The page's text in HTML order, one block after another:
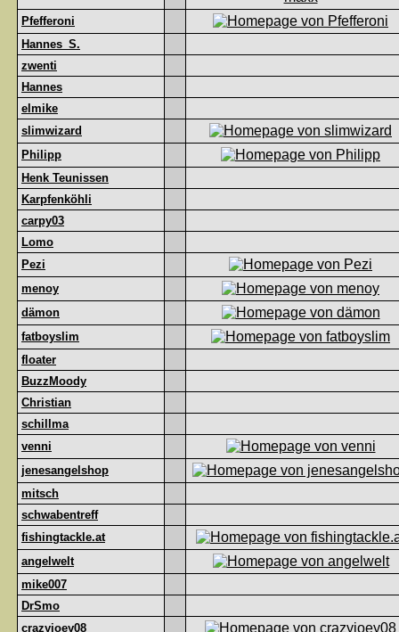
Pfefferoni
Hannes_S.
zwenti
Hannes
elmike
slimwizard
Philipp
Henk Teunissen
Karpfenköhli
carpy03
Lomo
Pezi
menoy
dämon
fatboyslim
floater
BuzzMoody
Christian
schillma
venni
jenesangelshop
mitsch
schwabentreff
fishingtackle.at
angelwelt
mike007
DrSmo
crazyjoey08